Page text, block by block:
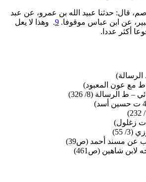
قال: حدثنا عبيد الله بن عمرو، عن عبد
عن ابن عباس موقوفا. 9. وهذا لا يعل
أكثر عددا.
ط الرسالة (8/ 326)
55)
عن مسند أحمد (ص39)
شاهين (ص461)